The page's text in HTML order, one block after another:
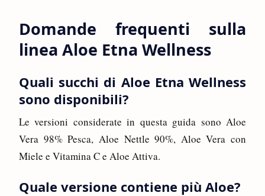
Domande frequenti sulla
linea Aloe Etna Wellness
Quali succhi di Aloe Etna Wellness
sono disponibili?
Le versioni considerate in questa guida sono Aloe
Vera 98% Pesca, Aloe Nettle 90%, Aloe Vera con
Miele e Vitamina C e Aloe Attiva.
Quale versione contiene più Aloe?